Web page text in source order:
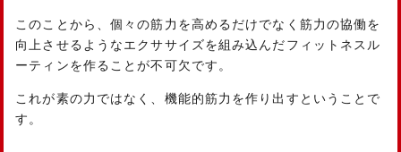
このことから、個々の筋力を高めるだけでなく筋力の協働を
向上させるようなエクササイズを組み込んだフィットネスル
ーティンを作ることが不可欠です。
これが素の力ではなく、機能的筋力を作り出すということで
す。